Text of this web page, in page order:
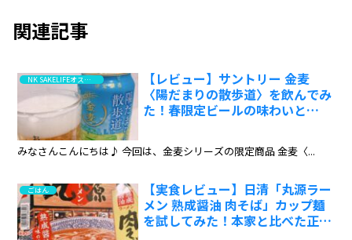
関連記事
NK SAKELIFEオススメ！高評価はこちら
【レビュー】サントリー 金麦
〈陽だまりの散歩道〉を飲んでみ
た！春限定ビールの味わいと
みなさんこんにちは♪ 今回は、金麦シリーズの限定商品 金麦〈...
ごはん
【実食レビュー】日清「丸源ラー
メン 熟成醤油 肉そば」カップ麺
を試してみた！本家と比べた正直